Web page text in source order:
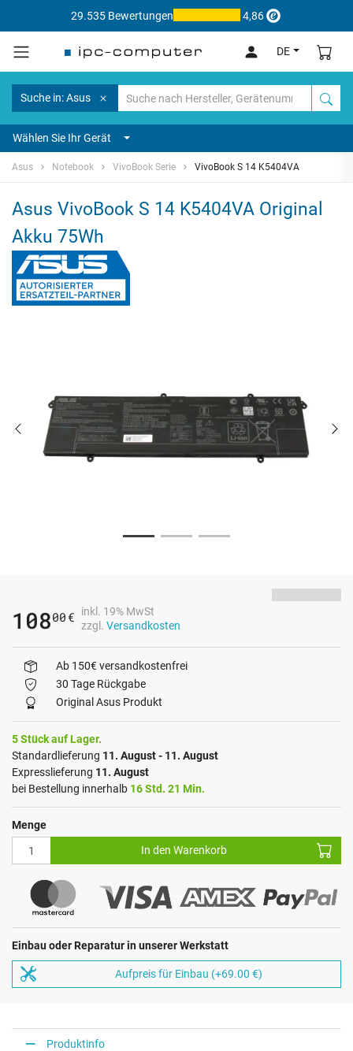
29.535 Bewertungen 4,86
DE
Suche in: Asus
Wählen Sie Ihr Gerät
Asus Notebook VivoBook Serie VivoBook S 14 K5404VA
Asus VivoBook S 14 K5404VA Original
Akku 75Wh
10800 €
inkl. 19% MwSt
zzgl. Versandkosten
Ab 150€ versandkostenfrei
30 Tage Rückgabe
Original Asus Produkt
5 Stück auf Lager.
Standardlieferung 11. August - 11. August
Expresslieferung 11. August
bei Bestellung innerhalb 16 Std. 21 Min.
Menge
In den Warenkorb
Einbau oder Reparatur in unserer Werkstatt
Aufpreis für Einbau (+69.00 €)
Produktinfo